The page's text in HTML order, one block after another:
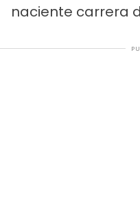
naciente carrera